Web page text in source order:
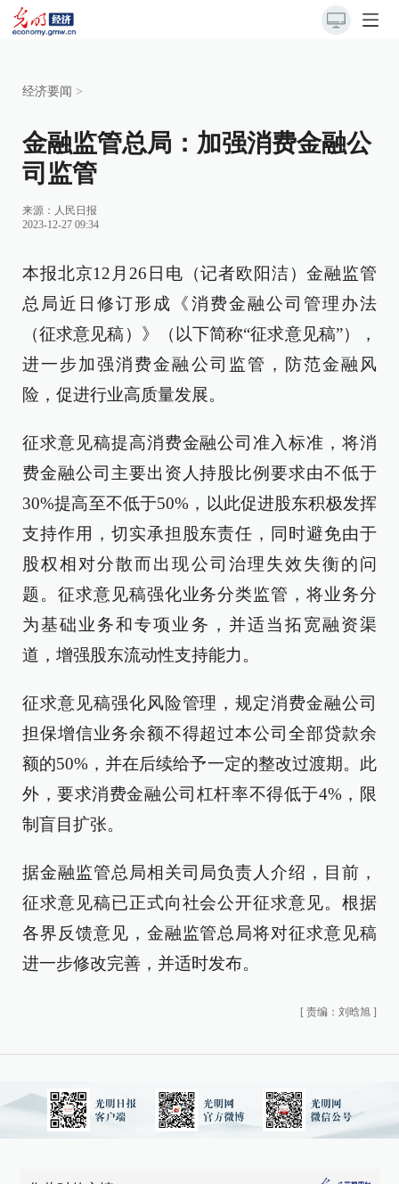
经济要闻 >
金融监管总局：加强消费金融公
司监管
来源： 人民日报
2023-12-27 09:34
本报北京12月26日电（记者欧阳洁）金融监管
总局近日修订形成《消费金融公司管理办法
（征求意见稿）》（以下简称“征求意见稿”），
进一步加强消费金融公司监管，防范金融风
险，促进行业高质量发展。
征求意见稿提高消费金融公司准入标准，将消
费金融公司主要出资人持股比例要求由不低于
30%提高至不低于50%，以此促进股东积极发挥
支持作用，切实承担股东责任，同时避免由于
股权相对分散而出现公司治理失效失衡的问
题。征求意见稿强化业务分类监管，将业务分
为基础业务和专项业务，并适当拓宽融资渠
道，增强股东流动性支持能力。
征求意见稿强化风险管理，规定消费金融公司
担保增信业务余额不得超过本公司全部贷款余
额的50%，并在后续给予一定的整改过渡期。此
外，要求消费金融公司杠杆率不得低于4%，限
制盲目扩张。
据金融监管总局相关司局负责人介绍，目前，
征求意见稿已正式向社会公开征求意见。根据
各界反馈意见，金融监管总局将对征求意见稿
进一步修改完善，并适时发布。
[ 责编：刘晗旭 ]